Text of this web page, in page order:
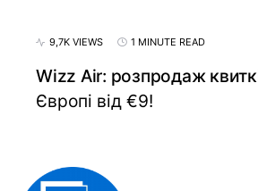
9,7K VIEWS 1 MINUTE READ
Wizz Air: розпродаж
Європі від €9!